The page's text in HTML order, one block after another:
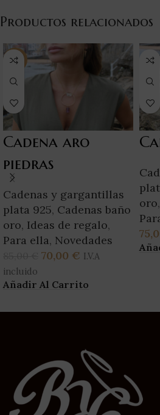
Productos relacionados
-18%
Cadena aro
piedras
Cadenas y gargantillas
plata 925, Cadenas baño
oro, Ideas de regalo,
Para ella, Novedades
70,00 € I.V.A
incluido
Añadir Al Carrito
oro,